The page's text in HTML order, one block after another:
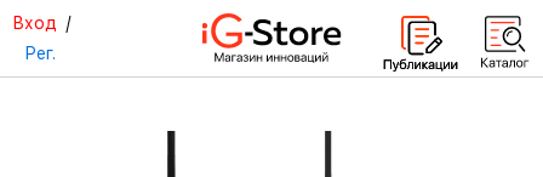
Вход /
Рег.